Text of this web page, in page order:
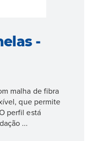
-
malha de fibra
que permite
perfil está
...